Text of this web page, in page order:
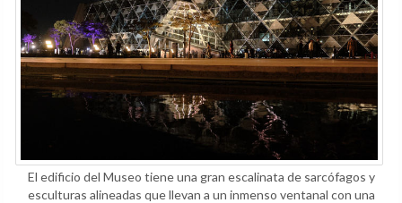
El edificio del Museo tiene una gran escalinata de sarcófagos y
esculturas alineadas que llevan a un inmenso ventanal con una